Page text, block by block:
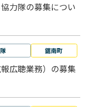
力隊の募集につい
鋸南町
広聴業務）の募集